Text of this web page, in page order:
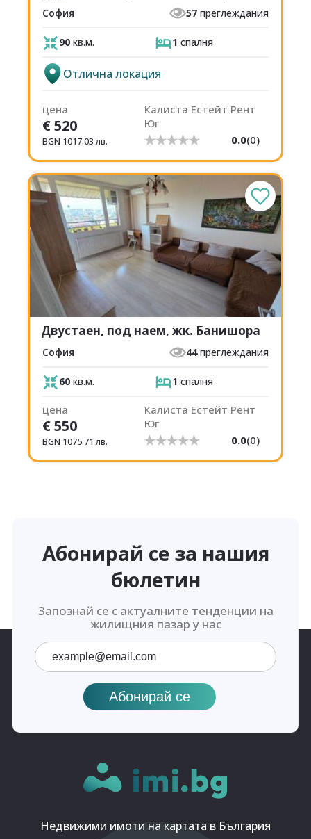
София 57 преглеждания
90 кв.м. 1 спалня
Отлична локация
цена
€520
BGN 1017.03лв.
Калиста Естейт Рент
Юг
0.0(0)
Двустаен, под наем, жк. Банишора
София 44 преглеждания
60 кв.м. 1 спалня
цена
€550
BGN 1075.71 лв.
Калиста Естейт Рент
Юг
0.0(0)
Абонирай се за нашия
бюлетин
Запознай се с актуалните тенденции на
жилищния пазар у нас
Недвижими имоти на картата в България